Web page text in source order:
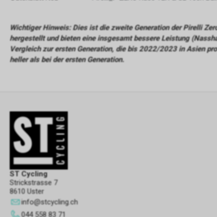
Wichtiger Hinweis: Dies ist die zweite Generation der Pirelli
hergestellt und bieten eine insgesamt bessere Leistung
Vergleich zur ersten Generation, die bis 2022/2023 in Asien
heller als bei der ersten Generation.
ST Cycling
Strickstrasse 7
8610 Uster
info@stcycling.ch
044 558 83 71